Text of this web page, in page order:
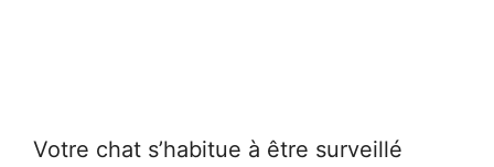
Votre chat s’habitue à être surveillé